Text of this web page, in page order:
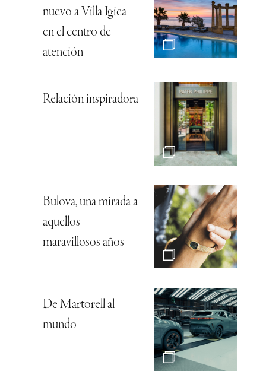
nuevo a Villa Igiea
en el centro de
atención
Relación inspiradora
Bulova, una mirada a
aquellos
maravillosos años
De Martorell al
mundo